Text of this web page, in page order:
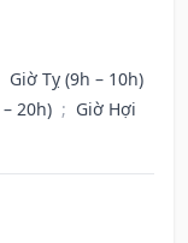
Giờ Tỵ (9h – 10h)
20h) ; Giờ Hợi